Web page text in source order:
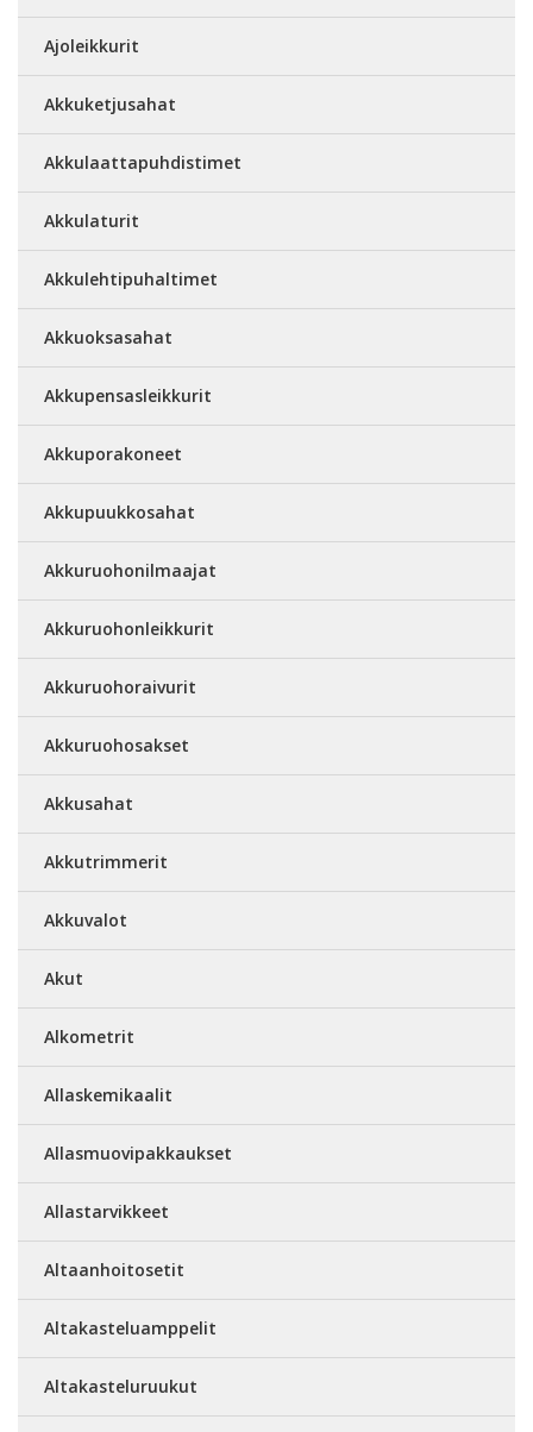
Ajoleikkurit
Akkuketjusahat
Akkulaattapuhdistimet
Akkulaturit
Akkulehtipuhaltimet
Akkuoksasahat
Akkupensasleikkurit
Akkuporakoneet
Akkupuukkosahat
Akkuruohonilmaajat
Akkuruohonleikkurit
Akkuruohoraivurit
Akkuruohosakset
Akkusahat
Akkutrimmerit
Akkuvalot
Akut
Alkometrit
Allaskemikaalit
Allasmuovipakkaukset
Allastarvikkeet
Altaanhoitosetit
Altakasteluamppelit
Altakasteluruukut